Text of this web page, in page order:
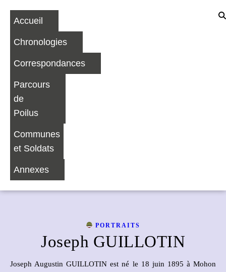
Accueil
Chronologies
Correspondances
Parcours
de
Poilus
Communes
et Soldats
Annexes
PORTRAITS
Joseph GUILLOTIN
Joseph Augustin GUILLOTIN est né le 18 juin 1895 à Mohon